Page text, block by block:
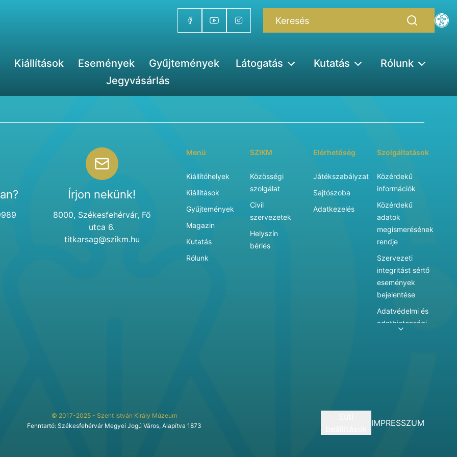
Kiállítások Események Gyűjtemények Látogatás Kutatás
Rólunk
Jegyvásárlás
Írjon nekünk!
8000, Székesfehérvár, Fő
utca 6.
titkarsag@szikm.hu
Menü
Kiállítóhelyek
Kiállítások
Gyűjtemények
Magazin
Kutatás
Rólunk
SZIKM
Közösségi
szolgálat
Civil
szervezetek
Helyszín
bérlés
Elérhetőség
Játékszabályzat
Sajtószoba
Adatkezelés
Szolgáltatások
Közérdekű
információk
Közérdekű
adatok
megismerésének
rendje
Szervezeti
integritást sértő
események
bejelentése
Adatvédelmi és
adatbiztonsági
szolgáltatásai
© 2017-2025 - Szent István Király Múzeum
Fenntartó: Székesfehérvár Megyei Jogú Város, Alapítva 1873
IMPRESSZUM